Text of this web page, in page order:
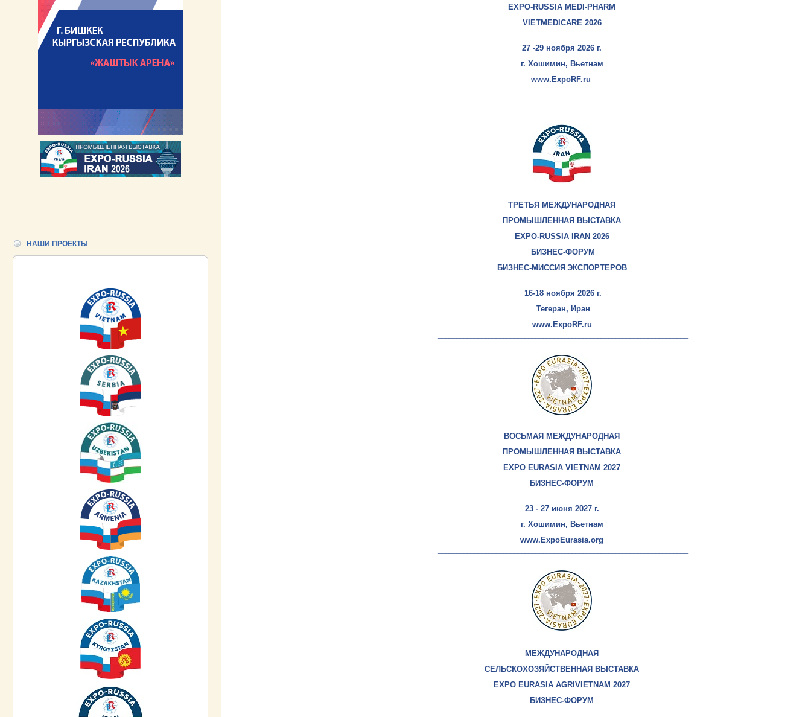
НАШИ ПРОЕКТЫ
EXPO-RUSSIA MEDI-PHARM
VIETMEDICARE 2026
27 -29 ноября 2026 г.
г. Хошимин, Вьетнам
www.ExpoRF.ru
ТРЕТЬЯ МЕЖДУНАРОДНАЯ
ПРОМЫШЛЕННАЯ ВЫСТАВКА
EXPO-RUSSIA IRAN 2026
БИЗНЕС-ФОРУМ
БИЗНЕС-МИССИЯ ЭКСПОРТЕРОВ
16-18 ноября 2026 г.
Тегеран, Иран
www.ExpoRF.ru
ВОСЬМАЯ МЕЖДУНАРОДНАЯ
ПРОМЫШЛЕННАЯ ВЫСТАВКА
EXPO EURASIA VIETNAM 2027
БИЗНЕС-ФОРУМ
23 - 27 июня 2027 г.
г. Хошимин, Вьетнам
www.ExpoEurasia.org
МЕЖДУНАРОДНАЯ
СЕЛЬСКОХОЗЯЙСТВЕННАЯ ВЫСТАВКА
EXPO EURASIA AGRIVIETNAM 2027
БИЗНЕС-ФОРУМ